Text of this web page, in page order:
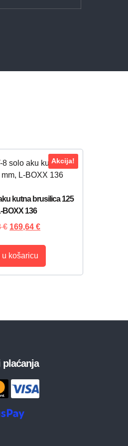
Akcija!
kutna brusilica 125
BOXX 136
€ 169,64€
u košaricu
plaćanja